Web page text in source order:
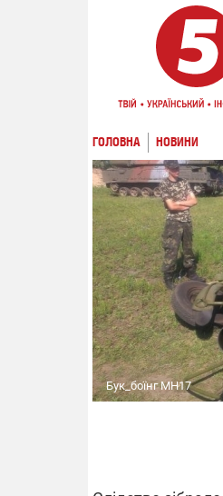
ГОЛОВНА НОВИНИ
Бук_боїнг MH17